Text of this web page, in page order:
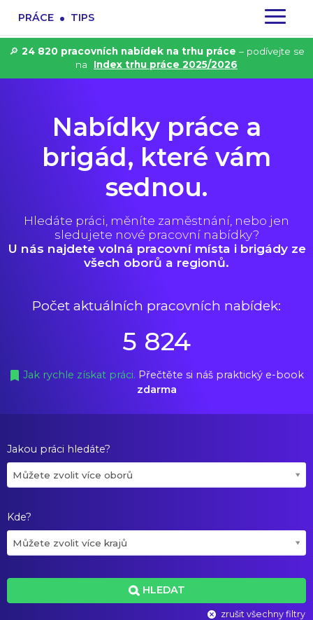
PRÁCE . TIPS
🔎 24 820 pracovních nabídek na trhu práce – podívejte se
na
Index trhu práce 2025/2026
Nabídky práce a
brigád, které vám
sednou.
Hledáte práci, měníte zaměstnání, nebo jen
sledujete nové pracovní nabídky?
U nás najdete volná pracovní místa i brigády ze
všech oborů a regionů.
Počet aktuálních pracovních nabídek:
5 824
Jak rychle získat práci. Přečtěte si náš praktický e-book
zdarma
Jakou práci hledáte?
Můžete zvolit více oborů
Kde?
Můžete zvolit více krajů
HLEDAT
zrušit všechny filtry